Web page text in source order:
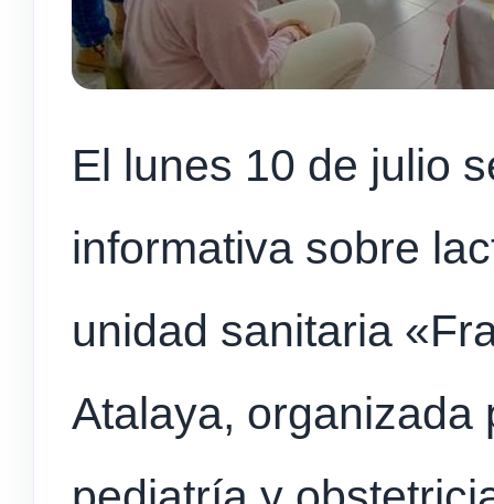
El lunes 10 de julio
informativa sobre
unidad sanitaria
Atalaya, organizada